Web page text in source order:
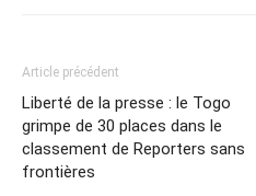
Article précédent
Liberté de la presse : le Togo
grimpe de 30 places dans le
classement de Reporters sans
frontières